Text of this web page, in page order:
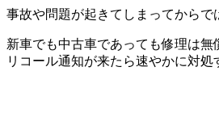
事故や問題が起きてしまってからで
新車でも中古車であっても修理は無
リコール通知が来たら速やかに対処